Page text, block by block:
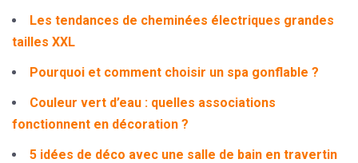
Les tendances de cheminées électriques grandes
tailles XXL
Pourquoi et comment choisir un spa gonflable ?
Couleur vert d’eau : quelles associations
fonctionnent en décoration ?
5 idées de déco avec une salle de bain en travertin